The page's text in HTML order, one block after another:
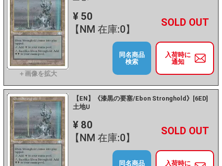
¥ 50
【NM 在庫:0】
－ +
入荷時に
通知
同名商品
検索
【EN】《漆黒の要塞/Ebon Stronghold》[6ED]
土地U
¥ 80
【NM 在庫:0】
－ +
入荷時に
同名商品